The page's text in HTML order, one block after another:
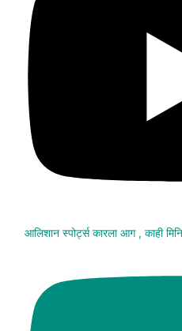
आलिशान स्पोर्ट्स कारला आग , काही